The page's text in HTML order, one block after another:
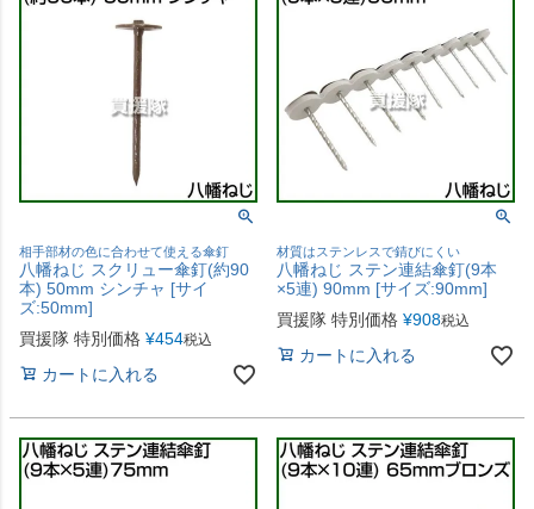
相手部材の色に合わせて使える傘釘
八幡ねじ スクリュー傘釘(約90
本) 50mm シンチャ [サイ
ズ:50mm]
買援隊 特別価格 ¥454税込
カートに入れる
材質はステンレスで錆びにくい
八幡ねじ ステン連結傘釘(9本
×5連) 90mm [サイズ:90mm]
買援隊 特別価格 ¥908税込
カートに入れる